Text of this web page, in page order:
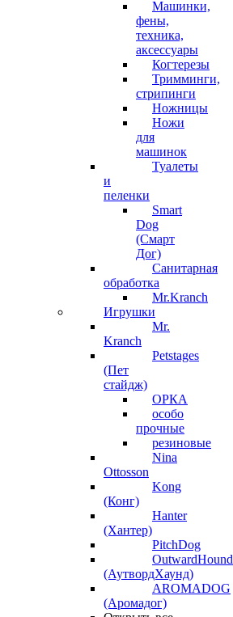
Машинки,
фены,
техника,
аксессуары
Когтерезы
Тримминги,
стрипинги
Ножницы
Ножи
для
машинок
Туалеты
и
пеленки
Smart
Dog
(Смарт
Дог)
Санитарная
обработка
Mr.Kranch
Игрушки
Mr.
Kranch
Petstages
(Пет
стайдж)
ОРКА
особо
прочные
резиновые
Nina
Ottosson
Kong
(Конг)
Hanter
(Хантер)
PitchDog
OutwardHound
(АутвордХаунд)
AROMADOG
(Аромадог)